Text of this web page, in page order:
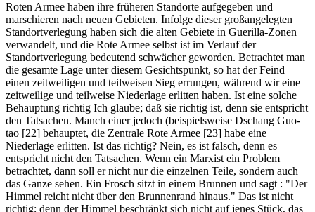
Roten Armee haben ihre früheren Standorte aufgegeben und
marschieren nach neuen Gebieten. Infolge dieser großangelegten
Standortverlegung haben sich die alten Gebiete in Guerilla-Zonen
verwandelt, und die Rote Armee selbst ist im Verlauf der
Standortverlegung bedeutend schwächer geworden. Betrachtet man
die gesamte Lage unter diesem Gesichtspunkt, so hat der Feind
einen zeitweiligen und teilweisen Sieg errungen, während wir eine
zeitweilige und teilweise Niederlage erlitten haben. Ist eine solche
Behauptung richtig Ich glaube; daß sie richtig ist, denn sie entspricht
den Tatsachen. Manch einer jedoch (beispielsweise Dschang Guo-
tao [22] behauptet, die Zentrale Rote Armee [23] habe eine
Niederlage erlitten. Ist das richtig? Nein, es ist falsch, denn es
entspricht nicht den Tatsachen. Wenn ein Marxist ein Problem
betrachtet, dann soll er nicht nur die einzelnen Teile, sondern auch
das Ganze sehen. Ein Frosch sitzt in einem Brunnen und sagt : "Der
Himmel reicht nicht über den Brunnenrand hinaus." Das ist nicht
richtig; denn der Himmel beschränkt sich nicht auf jenes Stück, das